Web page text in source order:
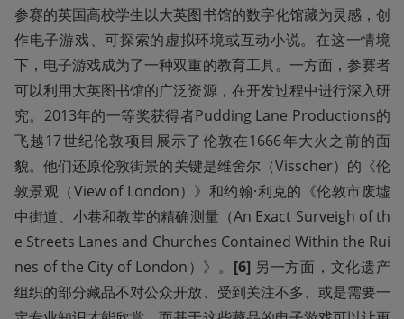
参赛的英国高校学生以大英图书馆的数字化馆藏为灵感，创
作电子游戏、可探索的虚拟环境或互动小说。在这一情境
下，电子游戏成为了一种双重的教育工具。一方面，参赛者
可以利用大英图书馆的广泛资源，在开发过程中进行深入研
究。2013年的一等奖获得者Pudding Lane Productions的
飞越17世纪伦敦项目展示了伦敦在1666年大火之前的面
貌。他们还原伦敦街景的关键是维舍尔（Visscher）的《伦
敦景观（View of London）》和约翰·利克的《伦敦市废墟
中街道、小巷和教堂的精确测量（An Exact Surveigh of th
e Streets Lanes and Churches Contained Within the Rui
nes of the City of London）》。 [6] 另一方面，文化遗产
组织的部分藏品不对公众开放、受到关注不多、或是需要一